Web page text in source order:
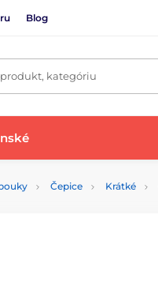
Blog
kategóriu
Čepice Krátké